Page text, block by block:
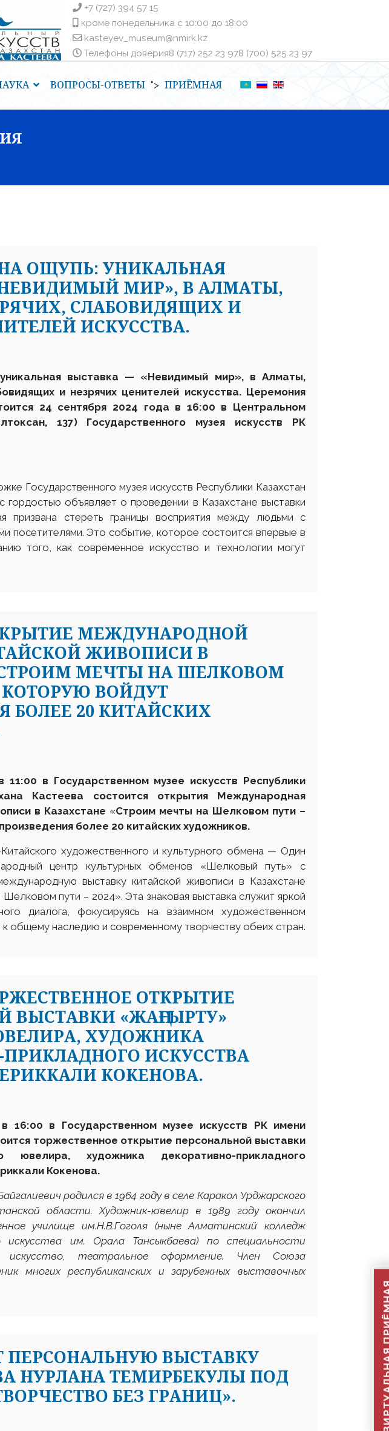
+7 (727) 394 57 15
кроме понедельника с 10:00 до 18:00
kasteyev_museum@nmirk.kz
Телефоны доверияㅤ8 (717) 252 23 97ㅤㅤ8 (700) 525 23 97
ВОПРОСЫ-ОТВЕТЫ "> ПРИЁМНАЯ
ОЩУПЬ: УНИКАЛЬНАЯ
МИР», В АЛМАТЫ,
СЛАБОВИДЯЩИХ И
ИСКУССТВА.
выставка — «Невидимый мир», в Алматы,
и незрячих ценителей искусства. Церемония
24 сентября 2024 года в 16:00 в Центральном
137) Государственного музея искусств РК
Государственного музея искусств Республики Казахстан
гордостью объявляет о проведении в Казахстане выставки
призвана стереть границы восприятия между людьми с
посетителями. Это событие, которое состоится впервые в
того, как современное искусство и технологии могут
МЕЖДУНАРОДНОЙ
ЖИВОПИСИ В
МЕЧТЫ НА ШЕЛКОВОМ
КОТОРУЮ ВОЙДУТ
БОЛЕЕ 20 КИТАЙСКИХ
11:00 в Государственном музее искусств Республики
Кастеева состоится открытия Международная
в Казахстане «Строим мечты на Шелковом пути –
более 20 китайских художников.
художественного и культурного обмена — Один
центр культурных обменов «Шелковый путь» с
выставку китайской живописи в Казахстане
пути – 2024». Эта знаковая выставка служит яркой
диалога, фокусируясь на взаимном художественном
общему наследию и современному творчеству обеих стран.
ОТКРЫТИЕ
ВЫСТАВКИ «ЖАҢҒЫРТУ»
ХУДОЖНИКА
ИСКУССТВА
КОКЕНОВА.
16:00 в Государственном музее искусств РК имени
торжественное открытие персональной выставки
ювелира, художника декоративно-прикладного
Кокенова.
родился в 1964 году в селе Каракол Урджарского
области. Художник-ювелир в 1989 году окончил
училище им.Н.В.Гоголя (ныне Алматинский колледж
искусства им. Орала Тансыкбаева) по специальности
искусство, театральное оформление. Член Союза
многих республиканских и зарубежных выставочных
ПЕРСОНАЛЬНУЮ ВЫСТАВКУ
НУРЛАНА ТЕМИРБЕКУЛЫ ПОД
БЕЗ ГРАНИЦ».